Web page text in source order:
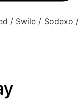
/ Swile / Sodexo /